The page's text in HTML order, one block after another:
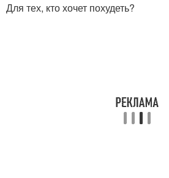
Для тех, кто хочет похудеть?